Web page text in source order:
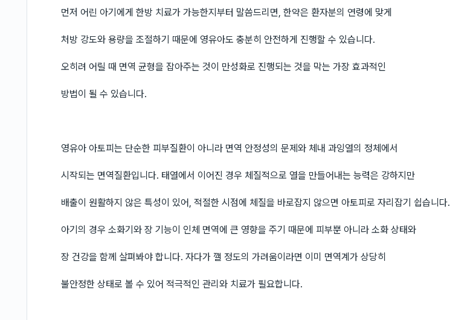
먼저 어린 아기에게 한방 치료가 가능한지부터 말씀드리면, 한약은 환자분의 연령에 맞게
처방 강도와 용량을 조절하기 때문에 영유아도 충분히 안전하게 진행할 수 있습니다.
오히려 어릴 때 면역 균형을 잡아주는 것이 만성화로 진행되는 것을 막는 가장 효과적인
방법이 될 수 있습니다.
영유아 아토피는 단순한 피부질환이 아니라 면역 안정성의 문제와 체내 과잉열의 정체에서
시작되는 면역질환입니다. 태열에서 이어진 경우 체질적으로 열을 만들어내는 능력은 강하지만
배출이 원활하지 않은 특성이 있어, 적절한 시점에 체질을 바로잡지 않으면 아토피로 자리잡기 쉽습니다.
아기의 경우 소화기와 장 기능이 인체 면역에 큰 영향을 주기 때문에 피부뿐 아니라 소화 상태와
장 건강을 함께 살펴봐야 합니다. 자다가 깰 정도의 가려움이라면 이미 면역계가 상당히
불안정한 상태로 볼 수 있어 적극적인 관리와 치료가 필요합니다.